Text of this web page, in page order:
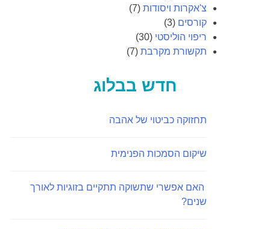
צ'אקרות ויסודות(7)
קורסים (3)
ריפוי הוליסטי (30)
תקשורת מקרבת(7)
חדש בבלוג
תחזוקה כביטוי של אהבה
שיקום הסמכות הפנימית
האם אפשרי שתשוקה תתקיים בזוגיות לאורך
שנים?